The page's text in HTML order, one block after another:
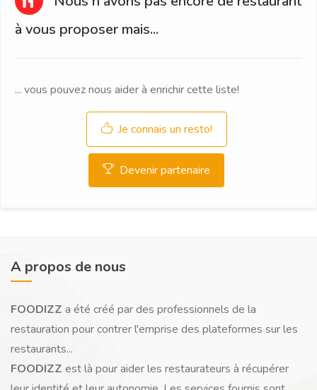
à vous proposer mais...
... vous pouvez nous aider à enrichir cette liste!
Je connais un resto!
Devenir partenaire
A propos de nous
FOODIZZ a été créé par des professionnels de la
restauration pour contrer l'emprise des plateformes sur les
restaurants...
FOODIZZ est là pour aider les restaurateurs à récupérer